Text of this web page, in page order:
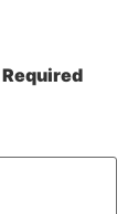
Required